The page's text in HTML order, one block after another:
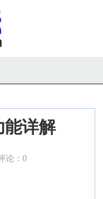
能详解
论：0